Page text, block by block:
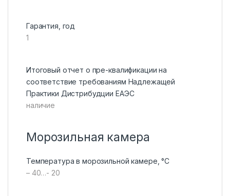
Гарантия, год
1
Итоговый отчет о пре-квалификации на
соответствие требованиям Надлежащей
Практики Дистрибудции ЕАЭС
наличие
Морозильная камера
Температура в морозильной камере, °C
– 40…- 20